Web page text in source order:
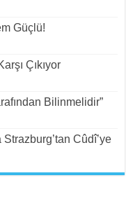
Güçlü!
Çıkıyor
Bilinmelidir”
Cûdî’ye